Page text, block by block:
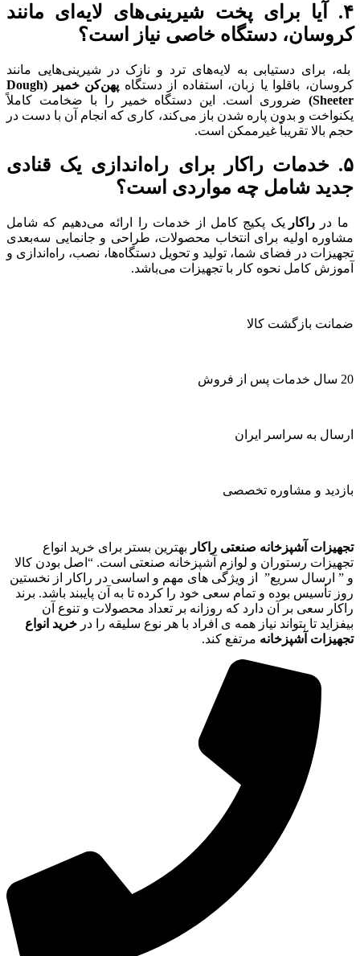
۴. آیا برای پخت شیرینی‌های لایه‌ای مانند
کروسان، دستگاه خاصی نیاز است؟
بله، برای دستیابی به لایه‌های ترد و نازک در شیرینی‌هایی مانند
کروسان، باقلوا یا زبان، استفاده از دستگاه
پهن‌کن خمیر (Dough
Sheeter)
ضروری است. این دستگاه خمیر را با ضخامت کاملاً
یکنواخت و بدون پاره شدن باز می‌کند، کاری که انجام آن با دست در
حجم بالا تقریباً غیرممکن است.
۵. خدمات راکار برای راه‌اندازی یک قنادی
جدید شامل چه مواردی است؟
ما درراکار یک پکیج کامل از خدمات را ارائه می‌دهیم که شامل
مشاوره اولیه برای انتخاب محصولات، طراحی و جانمایی سه‌بعدی
تجهیزات در فضای شما، تولید و تحویل دستگاه‌ها، نصب، راه‌اندازی و
آموزش کامل نحوه کار با تجهیزات می‌باشد.
ضمانت بازگشت کالا
20 سال خدمات پس از فروش
ارسال به سراسر ایران
بازدید و مشاوره تخصصی
تجهیزات آشپزخانه صنعتی راکار بهترین بستر برای خرید انواع
تجهیزات رستوران و لوازم آشپزخانه صنعتی است. “اصل بودن کالا
و ” ارسال سریع” از ویژگی های مهم و اساسی در راکار از نخستین
روز تأسیس بوده و تمام سعی خود را کرده تا به آن پایبند باشد. برند
راکار سعی بر آن دارد که روزانه بر تعداد محصولات و تنوع آن
بیفزاید تا بتواند نیاز همه ی افراد با هر نوع سلیقه را در خرید انواع
تجهیزات آشپزخانه مرتفع کند.